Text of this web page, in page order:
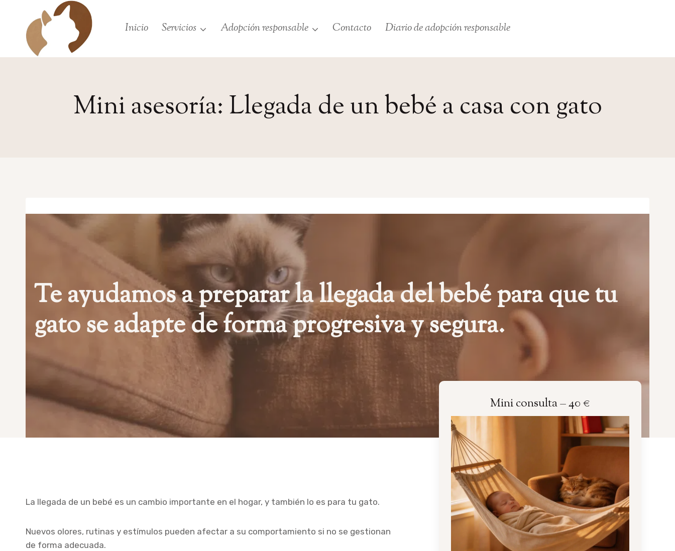
contenido
Inicio Servicios Adopción responsable Contacto Diario de adopción responsable
Mini asesoría: Llegada de un bebé a casa con gato
Te ayudamos a preparar la llegada del bebé para que tu
gato se adapte de forma progresiva y segura.
La llegada de un bebé es un cambio importante en el hogar, y también lo es para tu gato.
Nuevos olores, rutinas y estímulos pueden afectar a su comportamiento si no se gestionan
de forma adecuada.
Mini consulta – 40 €